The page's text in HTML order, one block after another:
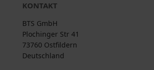
KONTAKT
BTS GmbH
Plochinger Str 41
73760 Ostfildern
Deutschland